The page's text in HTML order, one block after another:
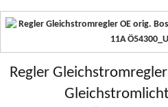
Regler